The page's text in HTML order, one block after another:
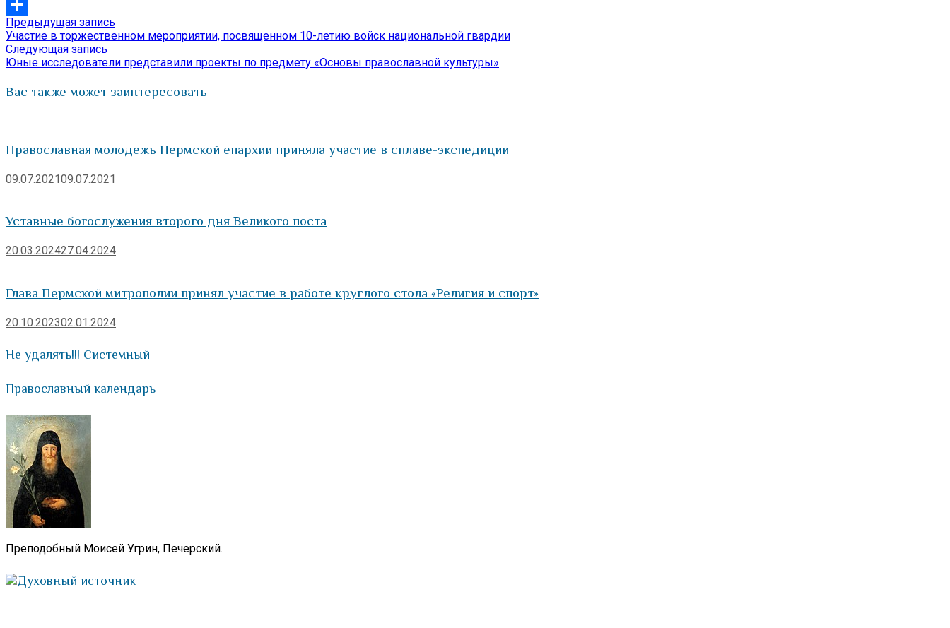
VK
Отправить
Навигация
по
записям
Предыдущая запись
запись:
Участие в торжественном мероприятии, посвященном 10-летию войск национальной гвардии
Следующая запись
запись:
Юные исследователи представили проекты по предмету «Основы православной культуры»
Вас также может заинтересовать
Православная молодежь Пермской епархии приняла участие в сплаве-экспедиции
09.07.202109.07.2021
Уставные богослужения второго дня Великого поста
20.03.202427.04.2024
Глава Пермской митрополии принял участие в работе круглого стола «Религия и спорт»
20.10.202302.01.2024
Не удалять!!! Системный
Православный календарь
Преподобный Моисей Угрин, Печерский.
Духовный источник